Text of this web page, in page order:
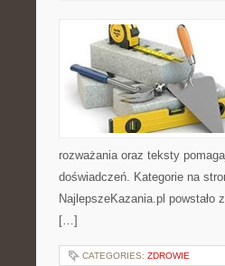
rozważania oraz teksty
doświadczeń. Kategorie na
NajlepszeKazania.pl
[…]
CATEGORIES: ZDROWIE